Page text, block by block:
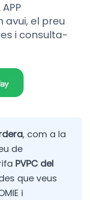
avui, el preu
i consulta-
, com a la
de
PVPC del
que veus
i